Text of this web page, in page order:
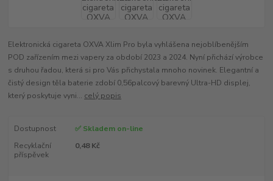
Elektronická cigareta OXVA Xlim Pro byla vyhlášena nejoblíbenějším
POD zařízením mezi vapery za období 2023 a 2024. Nyní přichází výrobce
s druhou řadou, která si pro Vás přichystala mnoho novinek. Elegantní a
čistý design těla baterie zdobí 0,56palcový barevný Ultra-HD displej,
který poskytuje vyni... celý popis
Dostupnost
✅ Skladem on-line
Recyklační
příspěvek
0,48 Kč